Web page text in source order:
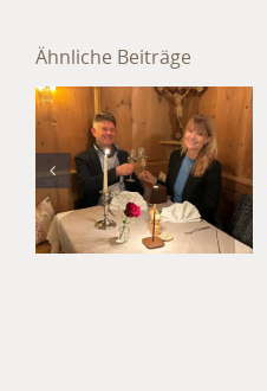
Ähnliche Beiträge
Jahresabschluss
im Hotel
München
Umland